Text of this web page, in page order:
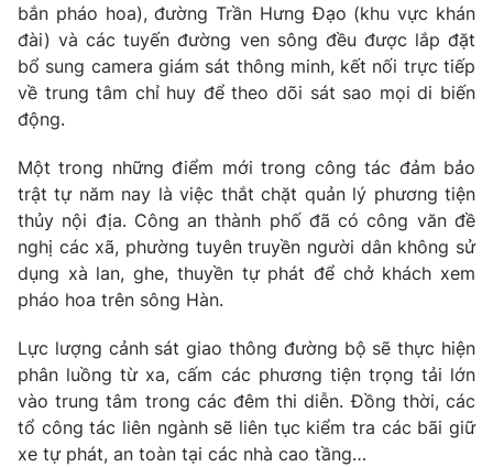
® Cấm sao chép dưới mọi hình thức nếu không có sự chấp
thuận bằng văn bản. Ghi rõ nguồn VTV.vn khi phát hành lại
thông tin từ website này.
bắn pháo hoa), đường Trần Hưng Đạo (khu vực khán
đài) và các tuyến đường ven sông đều được lắp đặt
bổ sung camera giám sát thông minh, kết nối trực tiếp
về trung tâm chỉ huy để theo dõi sát sao mọi di biến
động.
Một trong những điểm mới trong công tác đảm bảo
trật tự năm nay là việc thắt chặt quản lý phương tiện
thủy nội địa. Công an thành phố đã có công văn đề
nghị các xã, phường tuyên truyền người dân không sử
dụng xà lan, ghe, thuyền tự phát để chở khách xem
pháo hoa trên sông Hàn.
Lực lượng cảnh sát giao thông đường bộ sẽ thực hiện
phân luồng từ xa, cấm các phương tiện trọng tải lớn
vào trung tâm trong các đêm thi diễn. Đồng thời, các
tổ công tác liên ngành sẽ liên tục kiểm tra các bãi giữ
xe tự phát, an toàn tại các nhà cao tầng…